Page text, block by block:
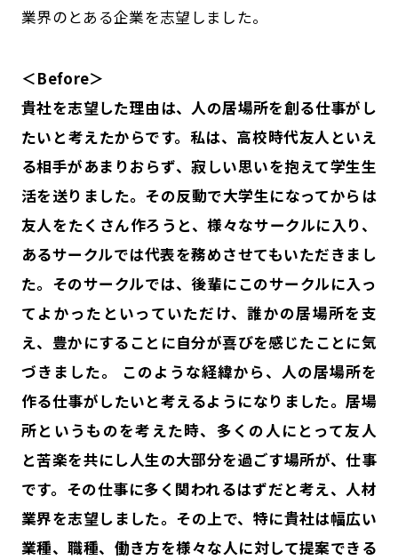
業界のとある企業を志望しました。
＜Before＞
貴社を志望した理由は、人の居場所を創る仕事がし
たいと考えたからです。私は、高校時代友人といえ
る相手があまりおらず、寂しい思いを抱えて学生生
活を送りました。その反動で大学生になってからは
友人をたくさん作ろうと、様々なサークルに入り、
あるサークルでは代表を務めさせてもいただきまし
た。そのサークルでは、後輩にこのサークルに入っ
てよかったといっていただけ、誰かの居場所を支
え、豊かにすることに自分が喜びを感じたことに気
づきました。 このような経緯から、人の居場所を
作る仕事がしたいと考えるようになりました。居場
所というものを考えた時、多くの人にとって友人
と苦楽を共にし人生の大部分を過ごす場所が、仕事
です。その仕事に多く関われるはずだと考え、人材
業界を志望しました。その上で、特に貴社は幅広い
業種、職種、働き方を様々な人に対して提案できる